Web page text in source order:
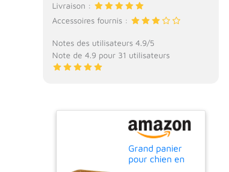
Livraison :
Accessoires fournis :
Notes des utilisateurs 4.9/5
Note de 4.9 pour 31 utilisateurs
Grand panier
pour chien en